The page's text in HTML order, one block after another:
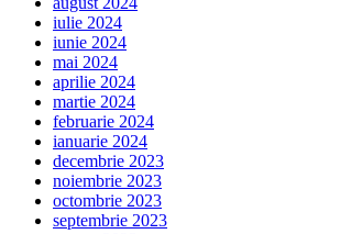
iulie 2024
iunie 2024
mai 2024
aprilie 2024
martie 2024
februarie 2024
ianuarie 2024
decembrie 2023
noiembrie 2023
octombrie 2023
septembrie 2023